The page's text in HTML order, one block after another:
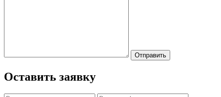
Отправить
Оставить заявку